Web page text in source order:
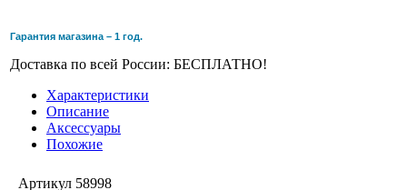
Гарантия магазина – 1 год.
Доставка по всей России: БЕСПЛАТНО!
Характеристики
Описание
Аксессуары
Похожие
Артикул 58998